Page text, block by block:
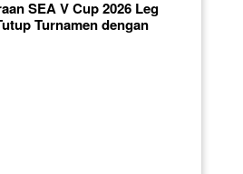
SEA V Cup 2026 Leg
Turnamen dengan